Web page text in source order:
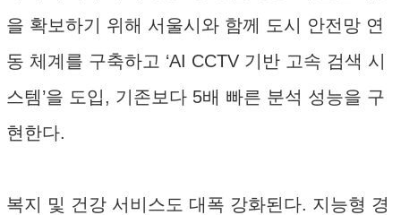
을 확보하기 위해 서울시와 함께 도시 안전망 연
동 체계를 구축하고 ‘AI CCTV 기반 고속 검색 시
스템’을 도입, 기존보다 5배 빠른 분석 성능을 구
현한다.
복지 및 건강 서비스도 대폭 강화된다. 지능형 경